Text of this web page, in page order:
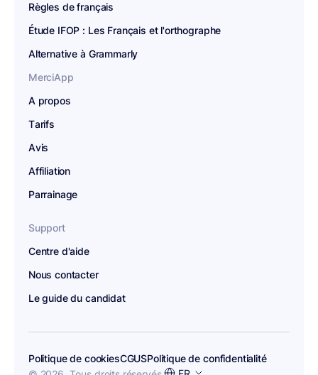
Règles de français
Étude IFOP : Les Français et l'orthographe
Alternative à Grammarly
MerciApp
A propos
Tarifs
Avis
Affiliation
Parrainage
Support
Centre d'aide
Nous contacter
Le guide du candidat
Politique de cookiesCGUSPolitique de confidentialité
Choisir